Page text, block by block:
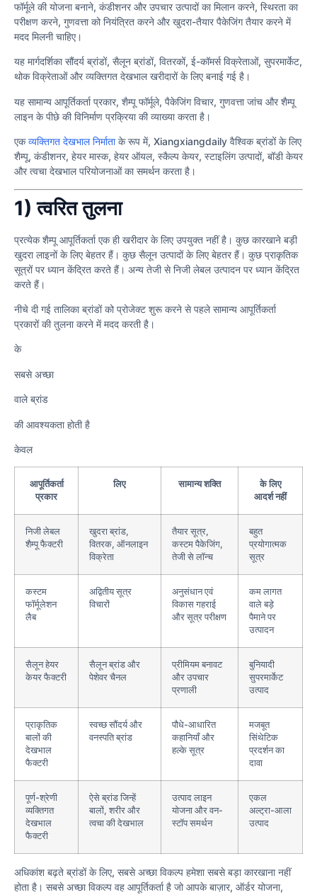
फॉर्मूले की योजना बनाने, कंडीशनर और उपचार उत्पादों का मिलान करने, स्थिरता का
परीक्षण करने, गुणवत्ता को नियंत्रित करने और खुदरा-तैयार पैकेजिंग तैयार करने में
मदद मिलनी चाहिए।
यह मार्गदर्शिका सौंदर्य ब्रांडों, सैलून ब्रांडों, वितरकों, ई-कॉमर्स विक्रेताओं, सुपरमार्केट,
थोक विक्रेताओं और व्यक्तिगत देखभाल खरीदारों के लिए बनाई गई है।
यह सामान्य आपूर्तिकर्ता प्रकार, शैम्पू फॉर्मूले, पैकेजिंग विचार, गुणवत्ता जांच और शैम्पू
लाइन के पीछे की विनिर्माण प्रक्रिया की व्याख्या करता है।
एकव्यक्तिगत देखभाल निर्माताके रूप में, Xiangxiangdaily वैश्विक ब्रांडों के लिए
शैम्पू, कंडीशनर, हेयर मास्क, हेयर ऑयल, स्कैल्प केयर, स्टाइलिंग उत्पादों, बॉडी केयर
और त्वचा देखभाल परियोजनाओं का समर्थन करता है।
1) त्वरित तुलना
प्रत्येक शैम्पू आपूर्तिकर्ता एक ही खरीदार के लिए उपयुक्त नहीं है। कुछ कारखाने बड़ी
खुदरा लाइनों के लिए बेहतर हैं। कुछ सैलून उत्पादों के लिए बेहतर हैं। कुछ प्राकृतिक
सूत्रों पर ध्यान केंद्रित करते हैं। अन्य तेजी से निजी लेबल उत्पादन पर ध्यान केंद्रित
करते हैं।
नीचे दी गई तालिका ब्रांडों को प्रोजेक्ट शुरू करने से पहले सामान्य आपूर्तिकर्ता
प्रकारों की तुलना करने में मदद करती है।
के
सबसे अच्छा
वाले ब्रांड
की आवश्यकता होती है
केवल
आपूर्तिकर्ता
प्रकार
लिए सामान्य शक्ति
के लिए
आदर्श नहीं
निजी लेबल
शैम्पू फैक्टरी
खुदरा ब्रांड,
वितरक, ऑनलाइन
विक्रेता
तैयार सूत्र,
कस्टम पैकेजिंग,
तेजी से लॉन्च
बहुत
प्रयोगात्मक
सूत्र
कस्टम
फॉर्मूलेशन
लैब
अद्वितीय सूत्र
विचारों
अनुसंधान एवं
विकास गहराई
और सूत्र परीक्षण
कम लागत
वाले बड़े
पैमाने पर
उत्पादन
सैलून हेयर
केयर फैक्टरी
सैलून ब्रांड और
पेशेवर चैनल
प्रीमियम बनावट
और उपचार
प्रणाली
बुनियादी
सुपरमार्केट
उत्पाद
प्राकृतिक
बालों की
देखभाल
फैक्टरी
स्वच्छ सौंदर्य और
वनस्पति ब्रांड
पौधे-आधारित
कहानियाँ और
हल्के सूत्र
मजबूत
सिंथेटिक
प्रदर्शन का
दावा
पूर्ण-श्रेणी
व्यक्तिगत
देखभाल
फैक्टरी
ऐसे ब्रांड जिन्हें
बालों, शरीर और
त्वचा की देखभाल
उत्पाद लाइन
योजना और वन-
स्टॉप समर्थन
एकल
अल्ट्रा-आला
उत्पाद
अधिकांश बढ़ते ब्रांडों के लिए, सबसे अच्छा विकल्प हमेशा सबसे बड़ा कारखाना नहीं
होता है। सबसे अच्छा विकल्प वह आपूर्तिकर्ता है जो आपके बाज़ार, ऑर्डर योजना,